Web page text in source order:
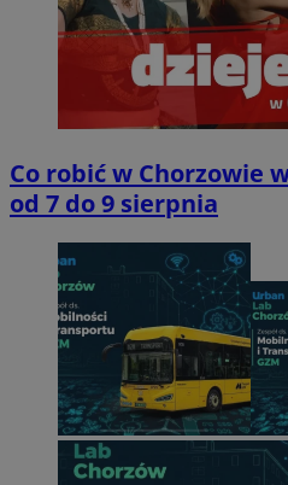
Co robić w Chorzowie
od 7 do 9 sierpnia